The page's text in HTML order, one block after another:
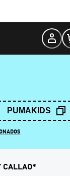
PUMAKIDS
CALLAO*